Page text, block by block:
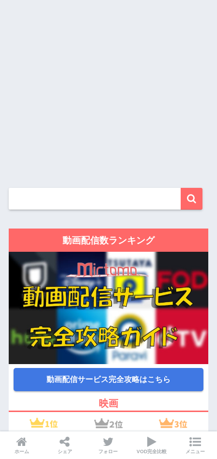
動画配信数ランキング
動画配信サービス完全攻略はこちら
映画
ホーム シェア フォロー VOD完全比較 メニュー